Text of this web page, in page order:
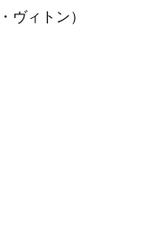
ヴィトン）